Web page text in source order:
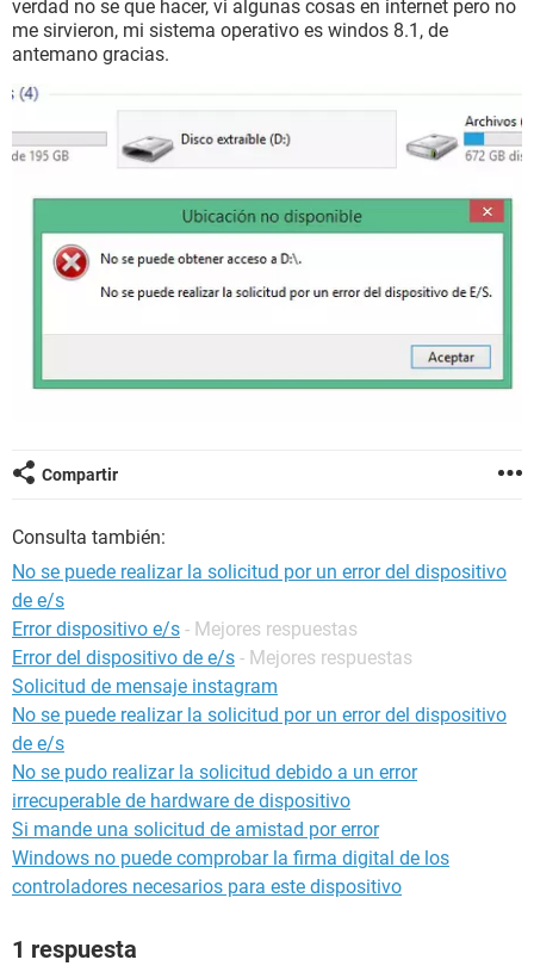
verdad no se que hacer, vi algunas cosas en internet pero no
me sirvieron, mi sistema operativo es windos 8.1, de
antemano gracias.
Compartir
Consulta también:
No se puede realizar la solicitud por un error del dispositivo
de e/s
Error dispositivo e/s - Mejores respuestas
Error del dispositivo de e/s - Mejores respuestas
Solicitud de mensaje instagram
No se puede realizar la solicitud por un error del dispositivo
de e/s
No se pudo realizar la solicitud debido a un error
irrecuperable de hardware de dispositivo
Si mande una solicitud de amistad por error
Windows no puede comprobar la firma digital de los
controladores necesarios para este dispositivo
1 respuesta